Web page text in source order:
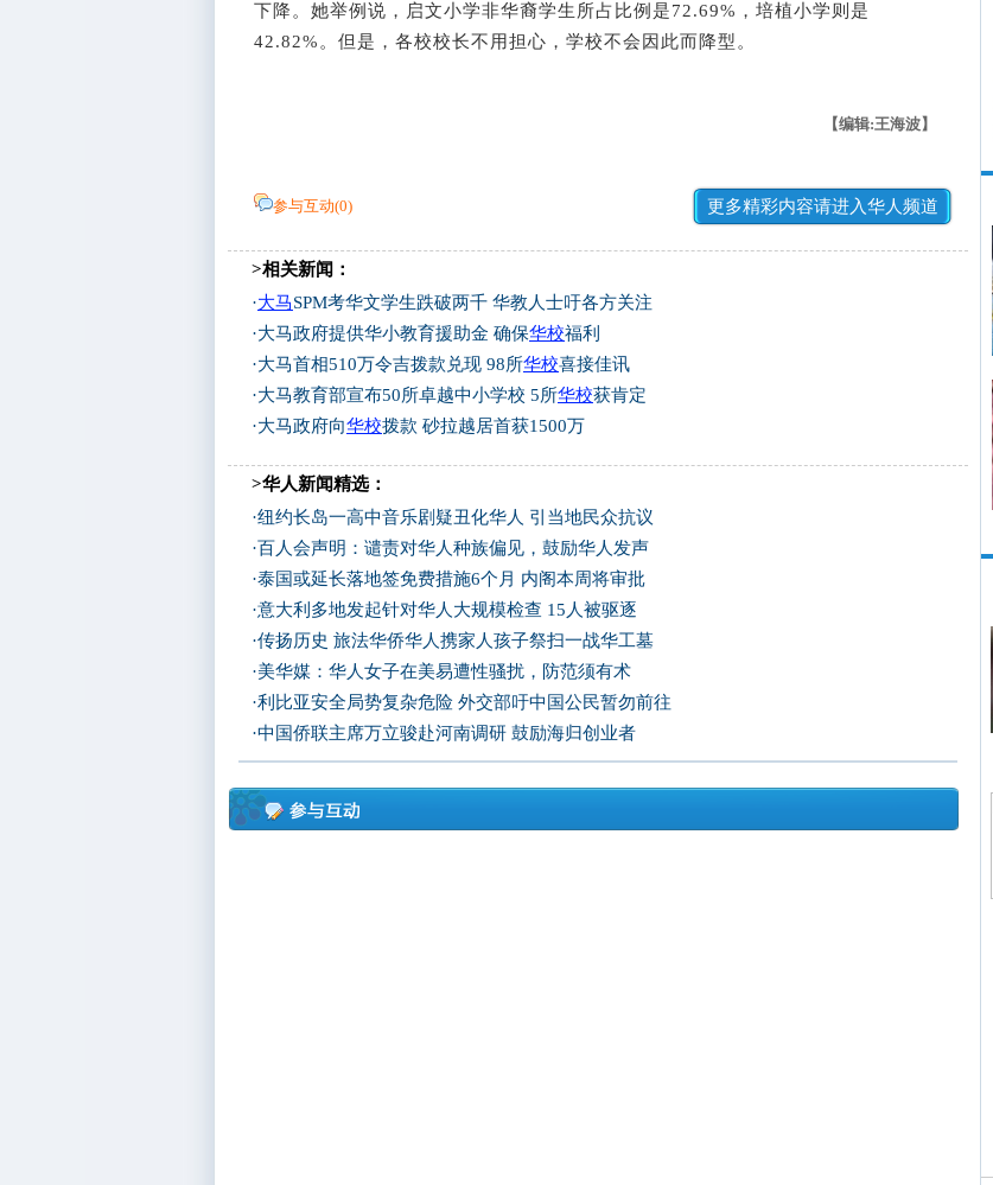
下降。她举例说，启文小学非华裔学生所占比例是72.69%，培植小学则是
42.82%。但是，各校校长不用担心，学校不会因此而降型。
【编辑:王海波】
参与互动(0) 更多精彩内容请进入华人频道
>相关新闻：
·大马SPM考华文学生跌破两千 华教人士吁各方关注
·大马政府提供华小教育援助金 确保华校福利
·大马首相510万令吉拨款兑现 98所华校喜接佳讯
·大马教育部宣布50所卓越中小学校 5所华校获肯定
·大马政府向华校拨款 砂拉越居首获1500万
>华人新闻精选：
·纽约长岛一高中音乐剧疑丑化华人 引当地民众抗议
·百人会声明：谴责对华人种族偏见，鼓励华人发声
·泰国或延长落地签免费措施6个月 内阁本周将审批
·意大利多地发起针对华人大规模检查 15人被驱逐
·传扬历史 旅法华侨华人携家人孩子祭扫一战华工墓
·美华媒：华人女子在美易遭性骚扰，防范须有术
·利比亚安全局势复杂危险 外交部吁中国公民暂勿前往
·中国侨联主席万立骏赴河南调研 鼓励海归创业者